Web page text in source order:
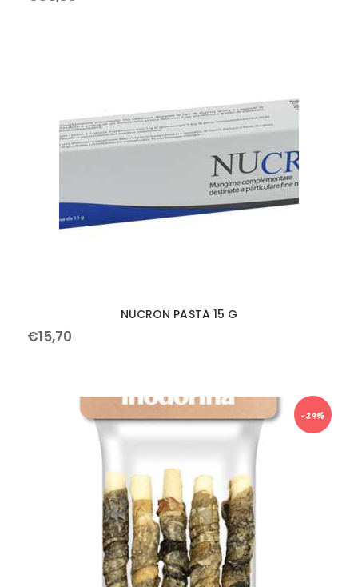
NUCRON PASTA 15 G
€15,70
-29%